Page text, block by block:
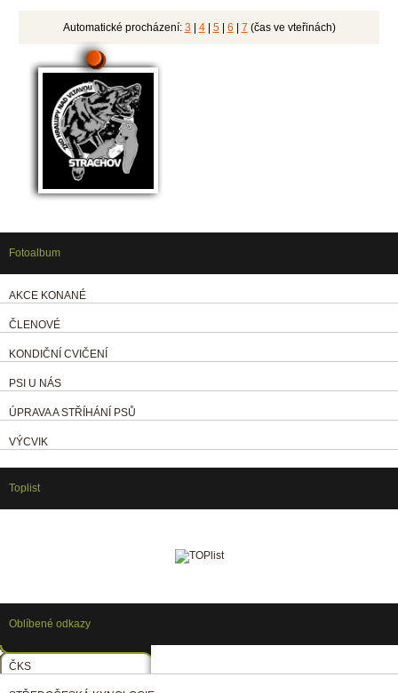
Automatické procházení: 3 | 4| 5| 6 | 7 (čas ve vteřinách)
Fotoalbum
AKCE KONANÉ
ČLENOVÉ
KONDIČNÍ CVIČENÍ
PSI U NÁS
ÚPRAVA A STŘÍHÁNÍ PSŮ
VÝCVIK
Toplist
Oblíbené odkazy
ČKS